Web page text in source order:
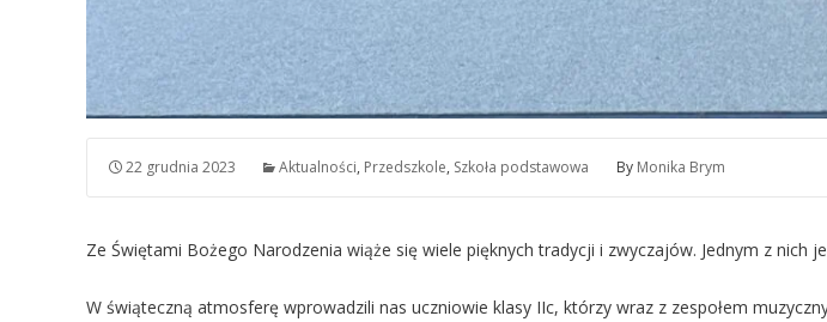
22 grudnia 2023 Aktualności, Przedszkole, Szkoła podstawowa By Monika Brym
Ze Świętami Bożego Narodzenia wiąże się wiele pięknych tradycji i zwyczajów. Jednym z nich
W świąteczną atmosferę wprowadzili nas uczniowie klasy IIc, którzy wraz z zespołem